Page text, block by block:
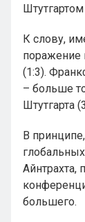
К слову,
поражение
(1:3).
– больше
Штутгарта
В
Айнтрахта,
большего.